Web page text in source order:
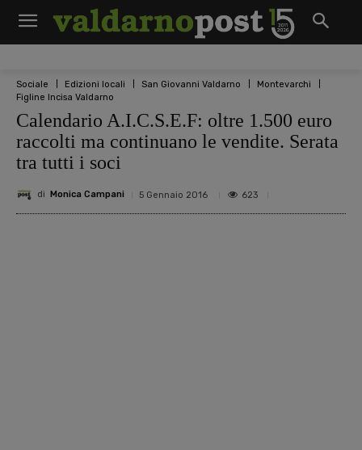
Sociale Edizioni locali San Giovanni Valdarno
Montevarchi
Figline Incisa Valdarno
Calendario A.I.C.S.E.F: oltre 1.500 euro
raccolti ma continuano le vendite. Serata
tra tutti i soci
di Monica Campani 5 Gennaio 2016 623